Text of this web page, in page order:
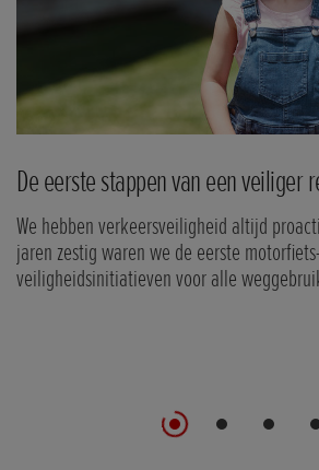
De eerste stappen van een veiliger
We hebben verkeersveiligheid altijd
jaren zestig waren we de eerste
veiligheidsinitiatieven voor alle